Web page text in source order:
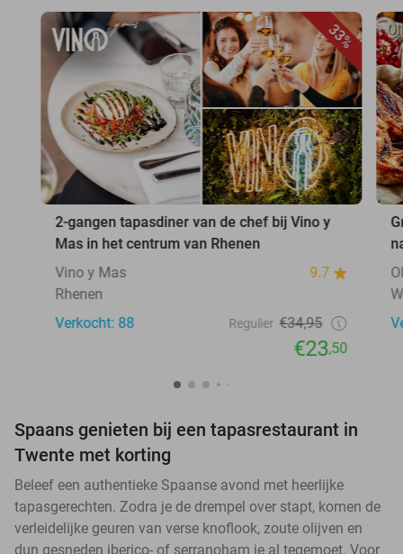
33%
2-gangen tapasdiner van de chef bij Vino y
Mas in het centrum van Rhenen
Vino y Mas
9.7
Rhenen
Verkocht: 88
Regulier €34,95
€23,50
Spaans genieten bij een tapasrestaurant in
Twente met korting
Beleef een authentieke Spaanse avond met heerlijke
tapasgerechten. Zodra je de drempel over stapt, komen de
verleidelijke geuren van verse knoflook, zoute olijven en
dun gesneden iberico- of serranoham je al tegemoet. Voor